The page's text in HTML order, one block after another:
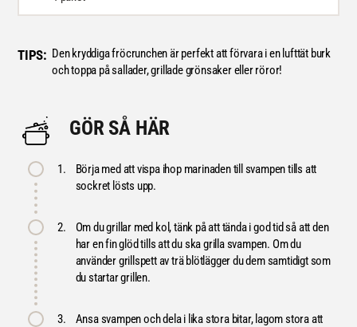
TIPS: Den kryddiga fröcrunchen är perfekt att förvara i en lufttät burk
och toppa på sallader, grillade grönsaker eller röror!
GÖR SÅ HÄR
1.
Börja med att vispa ihop marinaden till svampen tills att
sockret lösts upp.
2.
Om du grillar med kol, tänk på att tända i god tid så att den
har en fin glöd tills att du ska grilla svampen. Om du
använder grillspett av trä blötlägger du dem samtidigt som
du startar grillen.
3.
Ansa svampen och dela i lika stora bitar, lagom stora att